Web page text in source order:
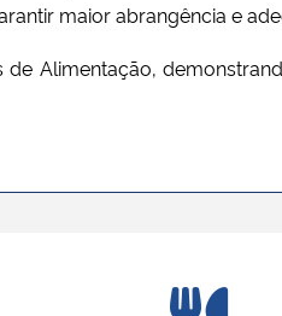
maior abrangência e
de Alimentação,